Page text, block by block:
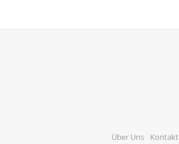
Über Uns Kontakt